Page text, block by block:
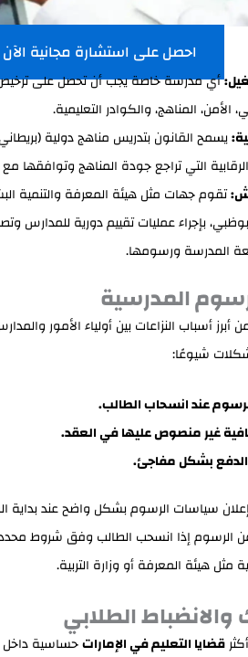
احصل على استشارة مجانية الآن
أي مدرسة خاصة يجب أن تحصل على
الأمن، المناهج، والكوادر التعليمية.
يسمح القانون بتدريس مناهج دولية
التي تراجع جودة المناهج وتوافقها مع
تقوم جهات مثل هيئة المعرفة والتنمية
بإجراء عمليات تقييم دورية للمدارس
المدرسة ورسومها.
المدرسية
أسباب النزاعات بين أولياء الأمور
شيوعًا:
عند انسحاب الطالب.
غير منصوص عليها في العقد.
بشكل مفاجئ.
سياسات الرسوم بشكل واضح عند بداية
الرسوم إذا انسحب الطالب وفق شروط
مثل هيئة المعرفة أو وزارة التربية.
والانضباط الطلابي
قضايا التعليم في الإماراتحساسية داخل